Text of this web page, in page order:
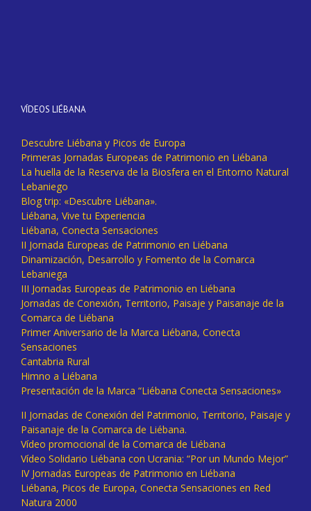
VÍDEOS LIÉBANA
Descubre Liébana y Picos de Europa
Primeras Jornadas Europeas de Patrimonio en Liébana
La huella de la Reserva de la Biosfera en el Entorno Natural
Lebaniego
Blog trip: «Descubre Liébana».
Liébana, Vive tu Experiencia
Liébana, Conecta Sensaciones
II Jornada Europeas de Patrimonio en Liébana
Dinamización, Desarrollo y Fomento de la Comarca
Lebaniega
III Jornadas Europeas de Patrimonio en Liébana
Jornadas de Conexión, Territorio, Paisaje y Paisanaje de la
Comarca de Liébana
Primer Aniversario de la Marca Liébana, Conecta
Sensaciones
Cantabria Rural
Himno a Liébana
Presentación de la Marca “Liébana Conecta Sensaciones»
II Jornadas de Conexión del Patrimonio, Territorio, Paisaje y
Paisanaje de la Comarca de Liébana.
Vídeo promocional de la Comarca de Liébana
Vídeo Solidario Liébana con Ucrania: “Por un Mundo Mejor”
IV Jornadas Europeas de Patrimonio en Liébana
Liébana, Picos de Europa, Conecta Sensaciones en Red
Natura 2000